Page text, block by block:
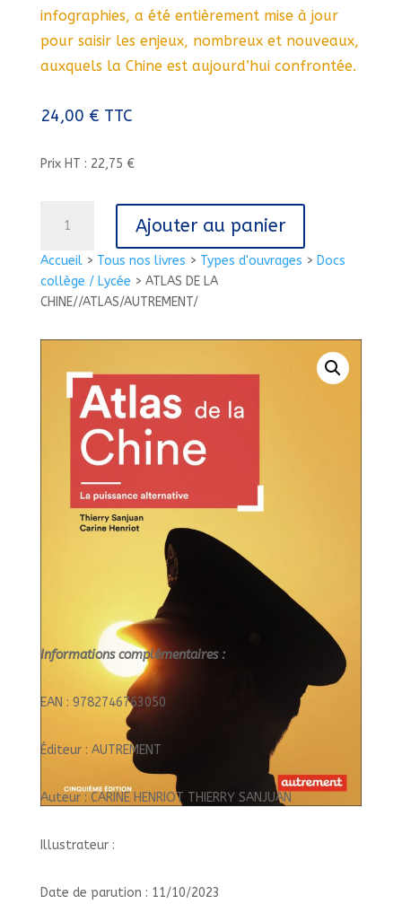
Accueil> Tous nos livres > Types d'ouvrages > Docs
collège / Lycée > ATLAS DE LA
CHINE//ATLAS/AUTREMENT/
infographies, a été entièrement mise à jour
pour saisir les enjeux, nombreux et nouveaux,
auxquels la Chine est aujourd’hui confrontée.
24,00 € TTC
Prix HT : 22,75 €
ATLAS
LA
Ajouter au panier
Informations complémentaires :
EAN : 9782746763050
Éditeur : AUTREMENT
Auteur : CARINE HENRIOT THIERRY SANJUAN
Illustrateur :
Date de parution : 11/10/2023